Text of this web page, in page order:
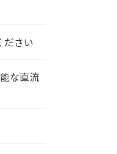
ださい
な直流